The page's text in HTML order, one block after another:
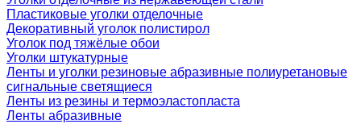
Пластиковые уголки отделочные
Декоративный уголок полистирол
Уголок под тяжёлые обои
Уголки штукатурные
Ленты и уголки резиновые абразивные полиуретановые
сигнальные светящиеся
Ленты из резины и термоэластопласта
Ленты абразивные